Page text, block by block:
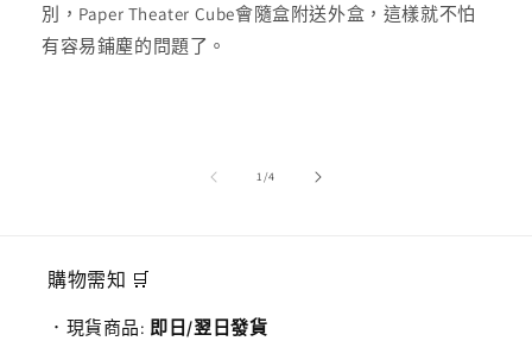
別，Paper Theater Cube會隨盒附送外盒，這樣就不怕
有容易鋪塵的問題了。
1//4
購物需知 🛒
．現貨商品: 即日/翌日發貨